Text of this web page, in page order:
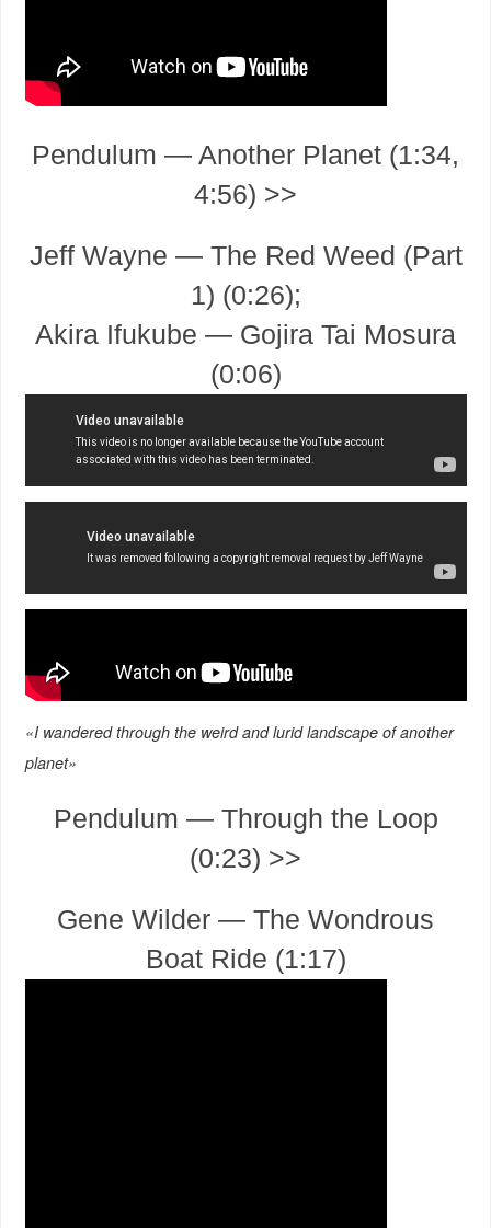
Pendulum — Another Planet (1:34,
4:56) >>
Jeff Wayne — The Red Weed (Part
1) (0:26);
Akira Ifukube — Gojira Tai Mosura
(0:06)
«I wandered through the weird and lurid landscape of another
planet»
Pendulum — Through the Loop
(0:23) >>
Gene Wilder — The Wondrous
Boat Ride (1:17)